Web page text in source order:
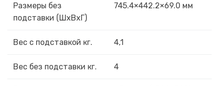
Размеры без
подставки (ШxВxГ)
745.4×442.2×69.0 мм
Вес с подставкой кг. 4,1
Вес без подставки кг. 4